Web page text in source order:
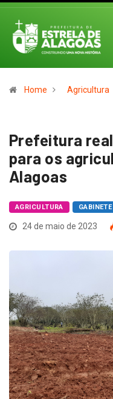
Home Agricultura
Prefeitura
para os
Alagoas
AGRICULTURA
24 de maio de 2023